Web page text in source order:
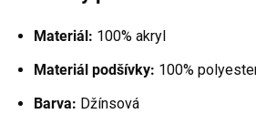
Materiál: 100% akryl
Materiál podšívky: 100%
Barva: Džínsová